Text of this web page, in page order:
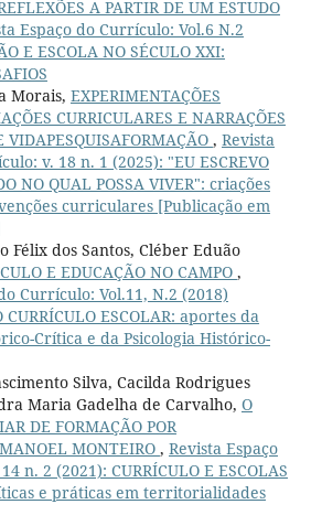
A PARTIR DE UM ESTUDO
Espaço do Currículo: Vol.6 N.2
E ESCOLA NO SÉCULO XXI:
Morais, EXPERIMENTAÇÕES
CURRICULARES E NARRAÇÕES
VIDAPESQUISAFORMAÇÃO , Revista
v. 18 n. 1 (2025): "EU ESCREVO
NO QUAL POSSA VIVER": criações
curriculares [Publicação em
Félix dos Santos, Cléber Eduão
E EDUCAÇÃO NO CAMPO ,
Currículo: Vol.11, N.2 (2018)
CURRÍCULO ESCOLAR: aportes da
Crítica e da Psicologia Histórico-
Silva, Cacilda Rodrigues
Maria Gadelha de Carvalho, O
DE FORMAÇÃO POR
MONTEIRO , Revista Espaço
n. 2 (2021): CURRÍCULO E ESCOLAS
e práticas em territorialidades